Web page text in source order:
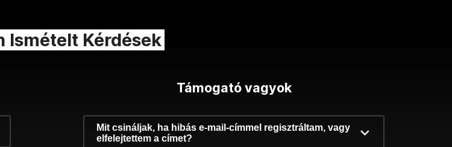
Ismételt Kérdések
Támogató vagyok
Mit csináljak, ha hibás e-mail-címmel regisztráltam, vagy
elfelejtettem a címet?